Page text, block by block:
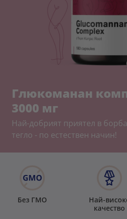
Глюкоманан
3000 мг
Най-добрият приятел в
тегло - по естествен начин!
Без ГМО
Най-
качество